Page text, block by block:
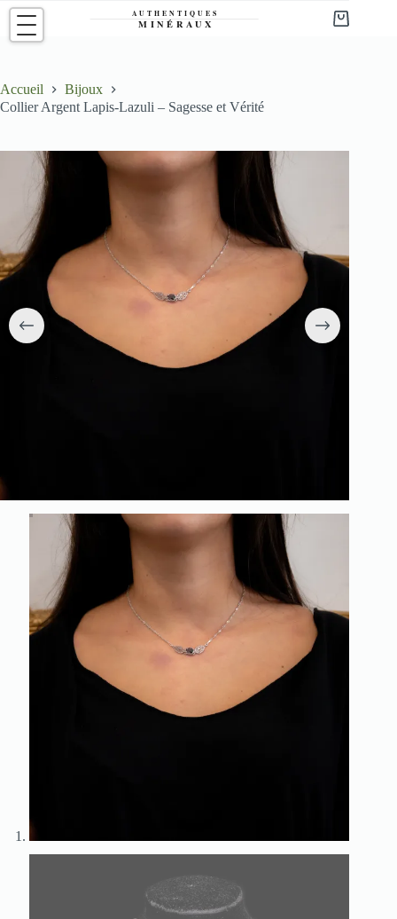
Passer
contenu
Panier
Accueil
Bijoux
Collier Argent Lapis-Lazuli – Sagesse et Vérité